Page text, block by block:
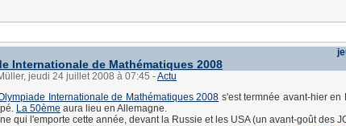
Internationale de Mathématiques 2008
jeudi 24 juillet 2008 à 07:45 -Actu
Internationale de Mathématiques 2008 s'est termnée avant-hier
La 50ème aura lieu en Allemagne.
qui l'emporte cette année, devant la Russie et les USA (un avant-goût des